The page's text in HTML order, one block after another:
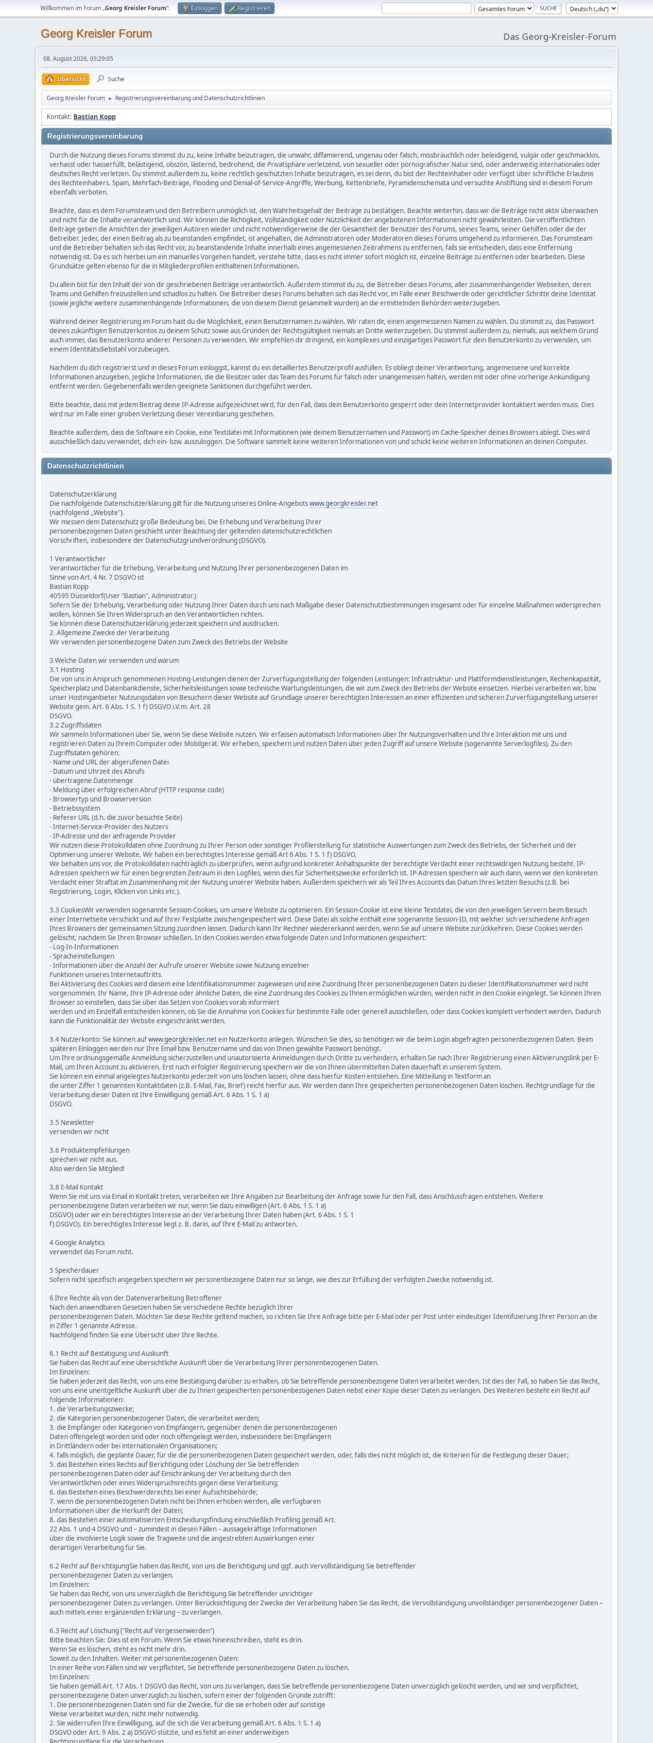
Willkommen im Forum „Georg Kreisler Forum“. Einloggen Registrieren
Georg Kreisler Forum Das Georg-Kreisler-Forum
08. August 2026, 05:29:05
Übersicht Suche
Georg Kreisler Forum ► Registrierungsvereinbarung und Datenschutzrichtlinien
Kontakt: Bastian Kopp
Registrierungsvereinbarung
Durch die Nutzung dieses Forums stimmst du zu, keine Inhalte beizutragen, die unwahr, diffamierend, ungenau oder falsch, missbräuchlich oder beleidigend, vulgär oder geschmacklos,
verhasst oder hasserfüllt, belästigend, obszön, lästernd, bedrohend, die Privatsphäre verletzend, von sexueller oder pornografischer Natur sind, oder anderweitig internationales oder
deutsches Recht verletzen. Du stimmst außerdem zu, keine rechtlich geschützten Inhalte beizutragen, es sei denn, du bist der Rechteinhaber oder verfügst über schriftliche Erlaubnis
des Rechteinhabers. Spam, Mehrfach-Beiträge, Flooding und Denial-of-Service-Angriffe, Werbung, Kettenbriefe, Pyramidenschemata und versuchte Anstiftung sind in diesem Forum
ebenfalls verboten.
Beachte, dass es dem Forumsteam und den Betreibern unmöglich ist, den Wahrheitsgehalt der Beiträge zu bestätigen. Beachte weiterhin, dass wir die Beiträge nicht aktiv überwachen
und nicht für die Inhalte verantwortlich sind. Wir können die Richtigkeit, Vollständigkeit oder Nützlichkeit der angebotenen Informationen nicht gewährleisten. Die veröffentlichten
Beiträge geben die Ansichten der jeweiligen Autoren wieder und nicht notwendigerweise die der Gesamtheit der Benutzer des Forums, seines Teams, seiner Gehilfen oder die der
Betreiber. Jeder, der einen Beitrag als zu beanstanden empfindet, ist angehalten, die Administratoren oder Moderatoren dieses Forums umgehend zu informieren. Das Forumsteam
und die Betreiber behalten sich das Recht vor, zu beanstandende Inhalte innerhalb eines angemessenen Zeitrahmens zu entfernen, falls sie entscheiden, dass eine Entfernung
notwendig ist. Da es sich hierbei um ein manuelles Vorgehen handelt, verstehe bitte, dass es nicht immer sofort möglich ist, einzelne Beiträge zu entfernen oder bearbeiten. Diese
Grundsätze gelten ebenso für die in Mitgliederprofilen enthaltenen Informationen.
Du allein bist für den Inhalt der von dir geschriebenen Beiträge verantwortlich. Außerdem stimmst du zu, die Betreiber dieses Forums, aller zusammenhängender Webseiten, deren
Teams und Gehilfen freizustellen und schadlos zu halten. Die Betreiber dieses Forums behalten sich das Recht vor, im Falle einer Beschwerde oder gerichtlicher Schritte deine Identität
(sowie jegliche weitere zusammenhängende Informationen, die von diesem Dienst gesammelt wurden) an die ermittelnden Behörden weiterzugeben.
Während deiner Registrierung im Forum hast du die Möglichkeit, einen Benutzernamen zu wählen. Wir raten dir, einen angemessenen Namen zu wählen. Du stimmst zu, das Passwort
deines zukünftigen Benutzerkontos zu deinem Schutz sowie aus Gründen der Rechtsgültigkeit niemals an Dritte weiterzugeben. Du stimmst außerdem zu, niemals, aus welchem Grund
auch immer, das Benutzerkonto anderer Personen zu verwenden. Wir empfehlen dir dringend, ein komplexes und einzigartiges Passwort für dein Benutzerkonto zu verwenden, um
einem Identitätsdiebstahl vorzubeugen.
Nachdem du dich registrierst und in dieses Forum einloggst, kannst du ein detailliertes Benutzerprofil ausfüllen. Es obliegt deiner Verantwortung, angemessene und korrekte
Informationen anzugeben. Jegliche Informationen, die die Besitzer oder das Team des Forums für falsch oder unangemessen halten, werden mit oder ohne vorherige Ankündigung
entfernt werden. Gegebenenfalls werden geeignete Sanktionen durchgeführt werden.
Bitte beachte, dass mit jedem Beitrag deine IP-Adresse aufgezeichnet wird, für den Fall, dass dein Benutzerkonto gesperrt oder dein Internetprovider kontaktiert werden muss. Dies
wird nur im Falle einer groben Verletzung dieser Vereinbarung geschehen.
Beachte außerdem, dass die Software ein Cookie, eine Textdatei mit Informationen (wie deinem Benutzernamen und Passwort) im Cache-Speicher deines Browsers ablegt. Dies wird
ausschließlich dazu verwendet, dich ein- bzw. auszuloggen. Die Software sammelt keine weiteren Informationen von und schickt keine weiteren Informationen an deinen Computer.
Datenschutzrichtlinien
Datenschutzerklärung
Die nachfolgende Datenschutzerklärung gilt für die Nutzung unseres Online-Angebotswww.georgkreisler.net
(nachfolgend ,,Website").
Wir messen dem Datenschutz große Bedeutung bei. Die Erhebung und Verarbeitung Ihrer
personenbezogenen Daten geschieht unter Beachtung der geltenden datenschutzrechtlichen
Vorschriften, insbesondere der Datenschutzgrundverordnung (DSGVO).
1 Verantwortlicher
Verantwortlicher für die Erhebung, Verarbeitung und Nutzung Ihrer personenbezogenen Daten im
Sinne von Art. 4 Nr. 7 DSGVO ist
Bastian Kopp
40595 Düsseldorf(User "Bastian", Administrator.)
Sofern Sie der Erhebung, Verarbeitung oder Nutzung Ihrer Daten durch uns nach Maßgabe dieser Datenschutzbestimmungen insgesamt oder für einzelne Maßnahmen widersprechen
wollen, können Sie Ihren Widerspruch an den Verantwortlichen richten.
Sie können diese Datenschutzerklärung jederzeit speichern und ausdrucken.
2. Allgemeine Zwecke der Verarbeitung
Wir verwenden personenbezogene Daten zum Zweck des Betriebs der Website
3 Welche Daten wir verwenden und warum
3.1 Hosting
Die von uns in Anspruch genommenen Hosting-Leistungen dienen der Zurverfügungstellung der folgenden Leistungen: Infrastruktur- und Plattformdienstleistungen, Rechenkapazität,
Speicherplatz und Datenbankdienste, Sicherheitsleistungen sowie technische Wartungsleistungen, die wir zum Zweck des Betriebs der Website einsetzen. Hierbei verarbeiten wir, bzw.
unser Hostinganbieter Nutzungsdaten von Besuchern dieser Website auf Grundlage unserer berechtigten Interessen an einer effizienten und sicheren Zurverfügungstellung unserer
Website gem. Art. 6 Abs. 1 S. 1 f) DSGVO i.V.m. Art. 28
DSGVO.
3.2 Zugriffsdaten
Wir sammeln Informationen über Sie, wenn Sie diese Website nutzen. Wir erfassen automatisch Informationen über Ihr Nutzungsverhalten und Ihre Interaktion mit uns und
registrieren Daten zu Ihrem Computer oder Mobilgerät. Wir erheben, speichern und nutzen Daten über jeden Zugriff auf unsere Website (sogenannte Serverlogfiles). Zu den
Zugriffsdaten gehören:
- Name und URL der abgerufenen Datei
- Datum und Uhrzeit des Abrufs
- übertragene Datenmenge
- Meldung über erfolgreichen Abruf (HTTP response code)
- Browsertyp und Browserversion
- Betriebssystem
- Referer URL (d.h. die zuvor besuchte Seite)
- Internet-Service-Provider des Nutzers
- IP-Adresse und der anfragende Provider
Wir nutzen diese Protokolldaten ohne Zuordnung zu Ihrer Person oder sonstiger Profilerstellung für statistische Auswertungen zum Zweck des Betriebs, der Sicherheit und der
Optimierung unserer Website, Wir haben ein berechtigtes Interesse gemäß Art 6 Abs. 1 S. 1 f) DSGVO.
Wir behalten uns vor, die Protokolldaten nachträglich zu überprüfen, wenn aufgrund konkreter Anhaltspunkte der berechtigte Verdacht einer rechtswidrigen Nutzung besteht. IP-
Adressen speichern wir für einen begrenzten Zeitraum in den Logfiles, wenn dies für Sicherheitszwecke erforderlich ist. IP-Adressen speichern wir auch dann, wenn wir den konkreten
Verdacht einer Straftat im Zusammenhang mit der Nutzung unserer Website haben. Außerdem speichern wir als Teil Ihres Accounts das Datum Ihres letzten Besuchs (z.B. bei
Registrierung, Login, Klicken von Links etc.).
3.3 CookiesWir verwenden sogenannte Session-Cookies, um unsere Website zu optimieren. Ein Session-Cookie ist eine kleine Textdatei, die von den jeweiligen Servern beim Besuch
einer Internetseite verschickt und auf Ihrer Festplatte zwischengespeichert wird. Diese Datei als solche enthält eine sogenannte Session-ID, mit welcher sich verschiedene Anfragen
Ihres Browsers der gemeinsamen Sitzung zuordnen lassen. Dadurch kann Ihr Rechner wiedererkannt werden, wenn Sie auf unsere Website zurückkehren. Diese Cookies werden
gelöscht, nachdem Sie Ihren Browser schließen. In den Cookies werden etwa folgende Daten und Informationen gespeichert:
- Log-In-Informationen
- Spracheinstellungen
- Informationen über die Anzahl der Aufrufe unserer Website sowie Nutzung einzelner
Funktionen unseres Internetauftritts.
Bei Aktivierung des Cookies wird diesem eine Identifikationsnummer zugewiesen und eine Zuordnung Ihrer personenbezogenen Daten zu dieser Identifikationsnummer wird nicht
vorgenommen. Ihr Name, Ihre IP-Adresse oder ähnliche Daten, die eine Zuordnung des Cookies zu Ihnen ermöglichen würden, werden nicht in den Cookie eingelegt. Sie können Ihren
Browser so einstellen, dass Sie über das Setzen von Cookies vorab informiert
werden und im Einzelfall entscheiden können, ob Sie die Annahme von Cookies für bestimmte Fälle oder generell ausschließen, oder dass Cookies komplett verhindert werden. Dadurch
kann die Funktionalität der Website eingeschränkt werden.
3.4 Nutzerkonto: Sie können aufwww.georgkreisler.netein Nutzerkonto anlegen. Wünschen Sie dies, so benötigen wir die beim Login abgefragten personenbezogenen Daten. Beim
späteren Einloggen werden nur Ihre Email bzw. Benutzername und das von Ihnen gewählte Passwort benötigt.
Um Ihre ordnungsgemäße Anmeldung sicherzustellen und unautorisierte Anmeldungen durch Dritte zu verhindern, erhalten Sie nach Ihrer Registrierung einen Aktivierungslink per E-
Mail, um Ihren Account zu aktivieren. Erst nach erfolgter Registrierung speichern wir die von Ihnen übermittelten Daten dauerhaft in unserem System.
Sie können ein einmal angelegtes Nutzerkonto jederzeit von uns löschen lassen, ohne dass hierfür Kosten entstehen. Eine Mitteilung in Textform an
die unter Ziffer 1 genannten Kontaktdaten (z.B. E-Mail, Fax, Brief) reicht hierfür aus. Wir werden dann Ihre gespeicherten personenbezogenen Daten löschen. Rechtgrundlage für die
Verarbeitung dieser Daten ist Ihre Einwilligung gemäß Art. 6 Abs. 1 S. 1 a)
DSGVO.
3.5 Newsletter
versenden wir nicht
3.6 Produktempfehlungen
sprechen wir nicht aus.
Also werden Sie Mitglied!
3.8 E-Mail Kontakt
Wenn Sie mit uns via Email in Kontakt treten, verarbeiten wir Ihre Angaben zur Bearbeitung der Anfrage sowie für den Fall, dass Anschlussfragen entstehen. Weitere
personenbezogene Daten verarbeiten wir nur, wenn Sie dazu einwilligen (Art. 6 Abs. 1 S. 1 a)
DSGVO) oder wir ein berechtigtes Interesse an der Verarbeitung Ihrer Daten haben (Art. 6 Abs. 1 S. 1
f) DSGVO). Ein berechtigtes Interesse liegt z. B. darin, auf Ihre E-Mail zu antworten.
4 Google Analytics
verwendet das Forum nicht.
5 Speicherdauer
Sofern nicht spezifisch angegeben speichern wir personenbezogene Daten nur so lange, wie dies zur Erfüllung der verfolgten Zwecke notwendig ist.
6 Ihre Rechte als von der Datenverarbeitung Betroffener
Nach den anwendbaren Gesetzen haben Sie verschiedene Rechte bezüglich Ihrer
personenbezogenen Daten. Möchten Sie diese Rechte geltend machen, so richten Sie Ihre Anfrage bitte per E-Mail oder per Post unter eindeutiger Identifizierung Ihrer Person an die
in Ziffer 1 genannte Adresse.
Nachfolgend finden Sie eine Übersicht über Ihre Rechte.
6.1 Recht auf Bestätigung und Auskunft
Sie haben das Recht auf eine übersichtliche Auskunft über die Verarbeitung Ihrer personenbezogenen Daten.
Im Einzelnen:
Sie haben jederzeit das Recht, von uns eine Bestätigung darüber zu erhalten, ob Sie betreffende personenbezogene Daten verarbeitet werden. Ist dies der Fall, so haben Sie das Recht,
von uns eine unentgeltliche Auskunft über die zu Ihnen gespeicherten personenbezogenen Daten nebst einer Kopie dieser Daten zu verlangen. Des Weiteren besteht ein Recht auf
folgende Informationen:
1. die Verarbeitungszwecke;
2. die Kategorien personenbezogener Daten, die verarbeitet werden;
3. die Empfänger oder Kategorien von Empfängern, gegenüber denen die personenbezogenen
Daten offengelegt worden sind oder noch offengelegt werden, insbesondere bei Empfängern
in Drittländern oder bei internationalen Organisationen;
4. falls möglich, die geplante Dauer, für die die personenbezogenen Daten gespeichert werden, oder, falls dies nicht möglich ist, die Kriterien für die Festlegung dieser Dauer;
5. das Bestehen eines Rechts auf Berichtigung oder Löschung der Sie betreffenden
personenbezogenen Daten oder auf Einschränkung der Verarbeitung durch den
Verantwortlichen oder eines Widerspruchsrechts gegen diese Verarbeitung;
6. das Bestehen eines Beschwerderechts bei einer Aufsichtsbehörde;
7. wenn die personenbezogenen Daten nicht bei Ihnen erhoben werden, alle verfügbaren
Informationen über die Herkunft der Daten;
8. das Bestehen einer automatisierten Entscheidungsfindung einschließlich Profiling gemäß Art.
22 Abs. 1 und 4 DSGVO und – zumindest in diesen Fällen – aussagekräftige Informationen
über die involvierte Logik sowie die Tragweite und die angestrebten Auswirkungen einer
derartigen Verarbeitung für Sie.
6.2 Recht auf BerichtigungSie haben das Recht, von uns die Berichtigung und ggf. auch Vervollständigung Sie betreffender
personenbezogener Daten zu verlangen.
Im Einzelnen:
Sie haben das Recht, von uns unverzüglich die Berichtigung Sie betreffender unrichtiger
personenbezogener Daten zu verlangen. Unter Berücksichtigung der Zwecke der Verarbeitung haben Sie das Recht, die Vervollständigung unvollständiger personenbezogener Daten –
auch mittels einer ergänzenden Erklärung – zu verlangen.
6.3 Recht auf Löschung ("Recht auf Vergessenwerden")
Bitte beachten Sie: Dies ist ein Forum. Wenn Sie etwas hineinschreiben, steht es drin.
Wenn Sie es löschen, steht es nicht mehr drin.
Soweit zu den Inhalten. Weiter mit personenbezogenen Daten:
In einer Reihe von Fällen sind wir verpflichtet, Sie betreffende personenbezogene Daten zu löschen.
Im Einzelnen:
Sie haben gemäß Art. 17 Abs. 1 DSGVO das Recht, von uns zu verlangen, dass Sie betreffende personenbezogene Daten unverzüglich gelöscht werden, und wir sind verpflichtet,
personenbezogene Daten unverzüglich zu löschen, sofern einer der folgenden Gründe zutrifft:
1. Die personenbezogenen Daten sind für die Zwecke, für die sie erhoben oder auf sonstige
Weise verarbeitet wurden, nicht mehr notwendig.
2. Sie widerrufen Ihre Einwilligung, auf die sich die Verarbeitung gemäß Art. 6 Abs. 1 S. 1 a)
DSGVO oder Art. 9 Abs. 2 a) DSGVO stützte, und es fehlt an einer anderweitigen